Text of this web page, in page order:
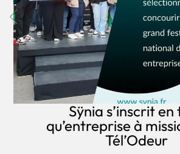
Sÿnia s’inscrit
qu’entreprise à
Tél’Odeur